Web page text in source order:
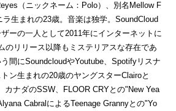
（ニックネーム：Polo）、別名Mellow F
生まれの23歳。音楽は独学。SoundCloud
ーの一人として2011年にインターネットに
のリリース以降もミステリアスな存在であ
間にSoundcloudやYoutube、Spotifyリスナ
ン生まれの20歳のヤングスターClairoと
カナダのSSW、FLOOR CRYとの"New Yea
CabralによるTeenage Grannyとの"Yo